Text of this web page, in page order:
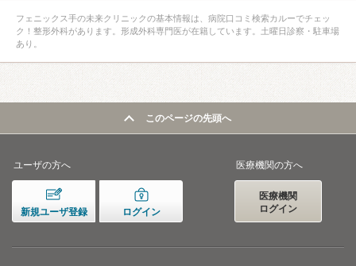
フェニックス手の未来クリニックの基本情報は、病院口コミ検索カルーでチェッ
ク！整形外科があります。形成外科専門医が在籍しています。土曜日診察・駐車場
あり。
このページの先頭へ
ユーザの方へ
新規ユーザ登録 ログイン
医療機関の方へ
医療機関
ログイン